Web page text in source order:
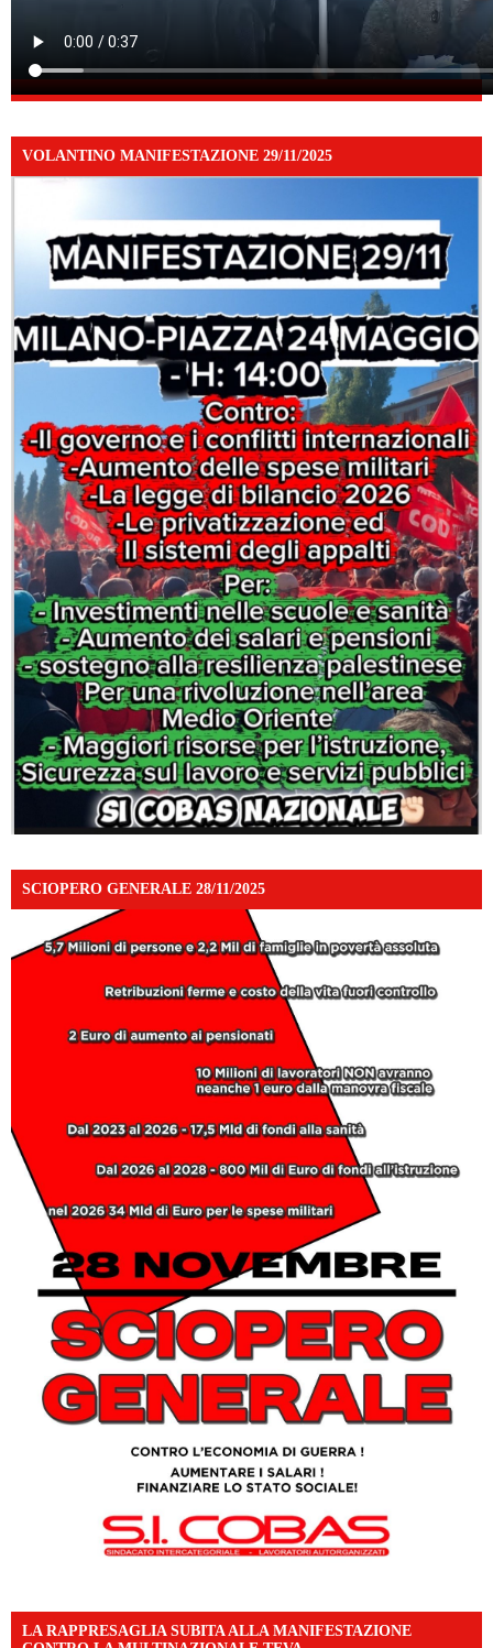
VOLANTINO MANIFESTAZIONE 29/11/2025
SCIOPERO GENERALE 28/11/2025
LA RAPPRESAGLIA SUBITA ALLA MANIFESTAZIONE